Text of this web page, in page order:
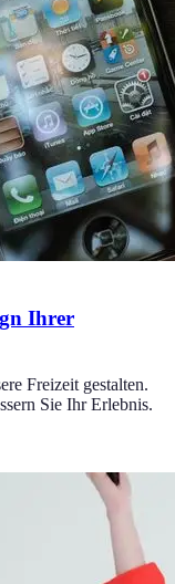
Ihrer
Freizeit gestalten.
Sie Ihr Erlebnis.